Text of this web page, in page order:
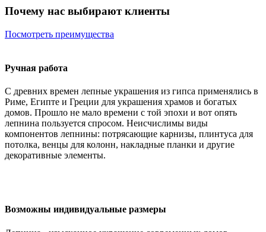
Почему нас выбирают клиенты
Посмотреть преимущества
Ручная работа
С древних времен лепные украшения из гипса применялись в
Риме, Египте и Греции для украшения храмов и богатых
домов. Прошло не мало времени с той эпохи и вот опять
лепнина пользуется спросом. Неисчислимы виды
компонентов лепнины: потрясающие карнизы, плинтуса для
потолка, венцы для колонн, накладные планки и другие
декоративные элементы.
Возможны индивидуальные размеры